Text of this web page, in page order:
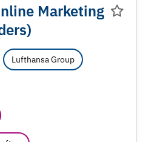
Marketing
Lufthansa Group